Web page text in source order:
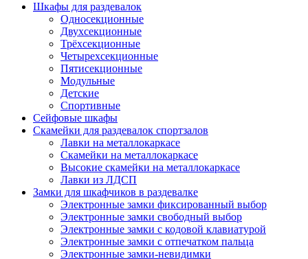
Шкафы для раздевалок
Односекционные
Двухсекционные
Трёхсекционные
Четырехсекционные
Пятисекционные
Модульные
Детские
Спортивные
Сейфовые шкафы
Скамейки для раздевалок спортзалов
Лавки на металлокаркасе
Скамейки на металлокаркасе
Высокие скамейки на металлокаркасе
Лавки из ЛДСП
Замки для шкафчиков в раздевалке
Электронные замки фиксированный выбор
Электронные замки свободный выбор
Электронные замки с кодовой клавиатурой
Электронные замки с отпечатком пальца
Электронные замки-невидимки